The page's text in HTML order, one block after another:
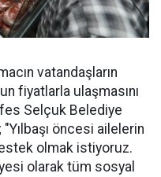
vatandaşların
fiyatlarla ulaşmasını
Selçuk Belediye
öncesi ailelerin
olmak istiyoruz.
olarak tüm sosyal